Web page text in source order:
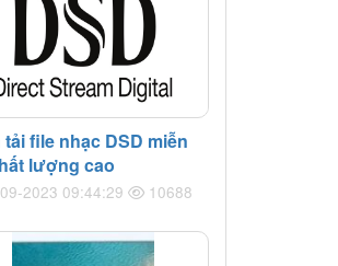
tải file nhạc DSD miễn
lượng cao
2023 09:44:29 10688